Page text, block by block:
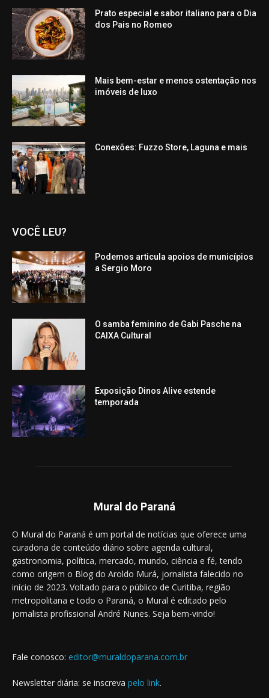
Prato especial e sabor italiano para o Dia
dos Pais no Romeo
Mais bem-estar e menos ostentação nos
imóveis de luxo
Conexões: Fuzzo Store, Laguna e mais
VOCÊ LEU?
Podemos articula apoios de municípios
a Sergio Moro
O samba feminino de Gabi Pasche na
CAIXA Cultural
Exposição Dinos Alive estende
temporada
Mural do Paraná
O Mural do Paraná é um portal de notícias que oferece uma
curadoria de conteúdo diário sobre agenda cultural,
gastronomia, política, mercado, mundo, ciência e fé, tendo
como origem o Blog do Aroldo Murá, jornalista falecido no
início de 2023. Voltado para o público de Curitiba, região
metropolitana e todo o Paraná, o Mural é editado pelo
jornalista profissional André Nunes. Seja bem-vindo!
Fale conosco: editor@muraldoparana.com.br
Newsletter diária: se inscreva pelo link.